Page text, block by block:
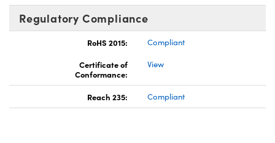
Regulatory Compliance
RoHS 2015:
Compliant
Certificate of
Conformance:
View
Reach 235: Compliant